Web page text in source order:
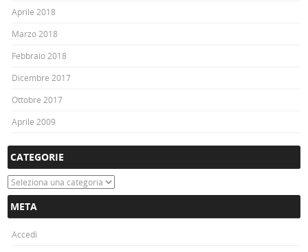
Aprile 2018
Marzo 2018
Febbraio 2018
Dicembre 2017
Ottobre 2017
Aprile 2009
CATEGORIE
Categorie
META
Accedi